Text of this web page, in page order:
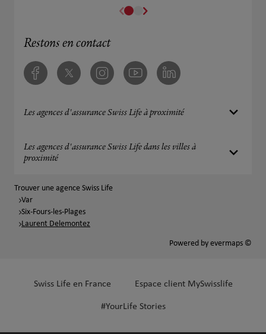
Restons en contact
FacebookTwitter InstagramYoutube Linkedin
Les agences d'assurance Swiss Life à proximité
Les agences d'assurance Swiss Life dans les villes à
proximité
Trouver une agence Swiss Life
Var
Six-Fours-les-Plages
Laurent Delemontez
Powered by evermaps ©
Swiss Life en France Espace client MySwisslife
#YourLife Stories